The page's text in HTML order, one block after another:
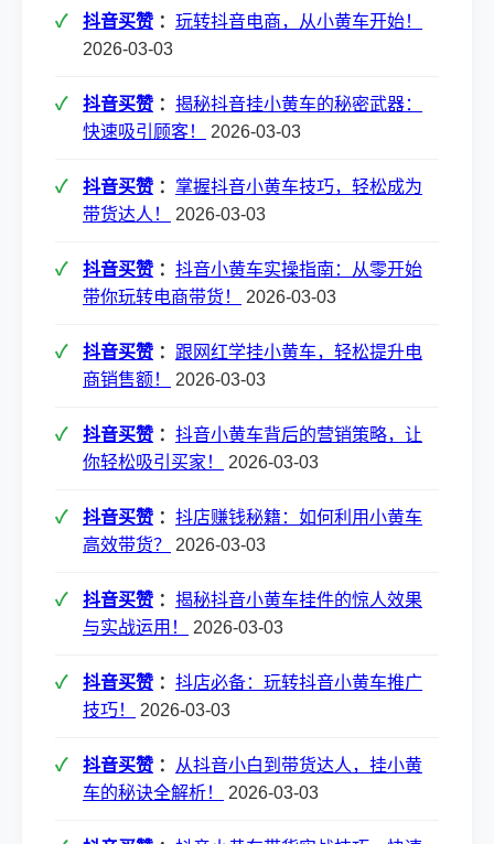
抖音买赞 ： 玩转抖音电商，从小黄车开始！
2026-03-03
抖音买赞 ： 揭秘抖音挂小黄车的秘密武器：
快速吸引顾客！
2026-03-03
抖音买赞 ： 掌握抖音小黄车技巧，轻松成为
带货达人！
2026-03-03
抖音买赞 ： 抖音小黄车实操指南：从零开始
带你玩转电商带货！
2026-03-03
抖音买赞 ： 跟网红学挂小黄车，轻松提升电
商销售额！
2026-03-03
抖音买赞 ： 抖音小黄车背后的营销策略，让
你轻松吸引买家！
2026-03-03
抖音买赞 ： 抖店赚钱秘籍：如何利用小黄车
高效带货？
2026-03-03
抖音买赞 ： 揭秘抖音小黄车挂件的惊人效果
与实战运用！
2026-03-03
抖音买赞 ： 抖店必备：玩转抖音小黄车推广
技巧！
2026-03-03
抖音买赞 ：
从抖音小白到带货达人，挂小黄
车的秘诀全解析！
2026-03-03